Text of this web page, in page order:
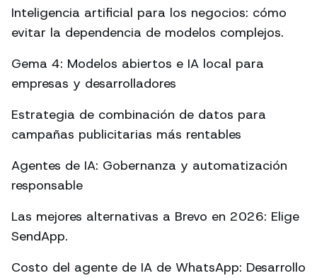
Inteligencia artificial para los negocios: cómo
evitar la dependencia de modelos complejos.
Gema 4: Modelos abiertos e IA local para
empresas y desarrolladores
Estrategia de combinación de datos para
campañas publicitarias más rentables
Agentes de IA: Gobernanza y automatización
responsable
Las mejores alternativas a Brevo en 2026: Elige
SendApp.
Costo del agente de IA de WhatsApp: Desarrollo